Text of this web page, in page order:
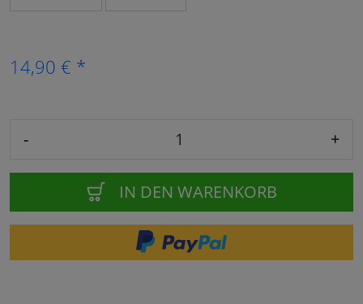
14,90 € *
- +
IN DEN WARENKORB